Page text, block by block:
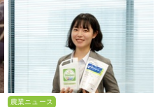
農業ニュース